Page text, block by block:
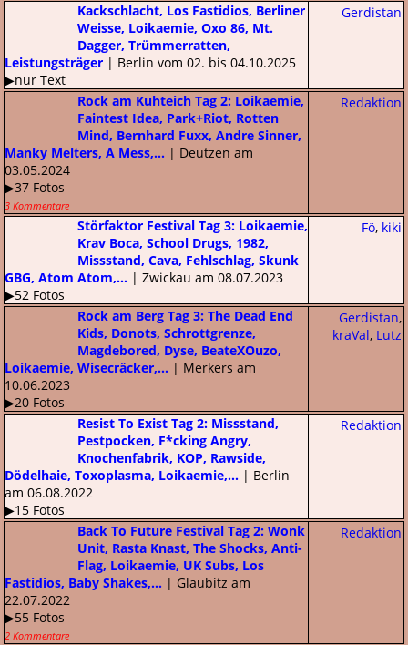
Gerdistan
Kackschlacht, Los Fastidios, Berliner
Weisse, Loikaemie, Oxo 86, Mt.
Dagger, Trümmerratten,
Leistungsträger | Berlin vom 02. bis 04.10.2025
▶nur Text
Redaktion
Rock am Kuhteich Tag 2: Loikaemie,
Faintest Idea, Park+Riot, Rotten
Mind, Bernhard Fuxx, Andre Sinner,
Manky Melters, A Mess,... | Deutzen am
03.05.2024
▶37 Fotos
3 Kommentare
Fö, kiki
Störfaktor Festival Tag 3: Loikaemie,
Krav Boca, School Drugs, 1982,
Missstand, Cava, Fehlschlag, Skunk
GBG, Atom Atom,... | Zwickau am 08.07.2023
▶52 Fotos
Gerdistan,
kraVal, Lutz
Rock am Berg Tag 3: The Dead End
Kids, Donots, Schrottgrenze,
Magdebored, Dyse, BeateXOuzo,
Loikaemie, Wisecräcker,... | Merkers am
10.06.2023
▶20 Fotos
Redaktion
Resist To Exist Tag 2: Missstand,
Pestpocken, F*cking Angry,
Knochenfabrik, KOP, Rawside,
Dödelhaie, Toxoplasma, Loikaemie,... | Berlin
am 06.08.2022
▶15 Fotos
Redaktion
Back To Future Festival Tag 2: Wonk
Unit, Rasta Knast, The Shocks, Anti-
Flag, Loikaemie, UK Subs, Los
Fastidios, Baby Shakes,... | Glaubitz am
22.07.2022
▶55 Fotos
2 Kommentare